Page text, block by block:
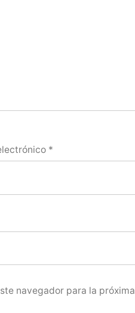
*
navegador para la próxima